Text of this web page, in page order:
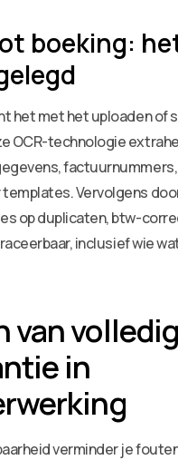
boeking:
het met het uploaden of
OCR-technologie
Vervolgens
op duplicaten, btw-
inclusief wie
van
in
verminder je